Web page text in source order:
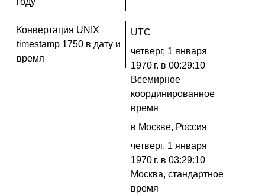
Конвертация UNIX
timestamp 1750 в дату и
время
UTC
четверг, 1 января
1970 г. в 00:29:10
Всемирное
координированное
время
в Москве, Россия
четверг, 1 января
1970 г. в 03:29:10
Москва, стандартное
время